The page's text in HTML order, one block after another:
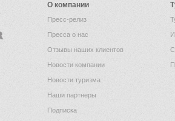
О компании
Пресс-релиз
Пресса о нас
Отзывы наших клиентов
Новости компании
Новости туризма
Наши партнеры
Подписка